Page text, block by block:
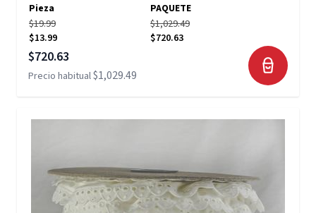
Pieza
PAQUETE
$19.99
$13.99
$1,029.49
$720.63
Precio especial
$720.63
Precio habitual$1,029.49